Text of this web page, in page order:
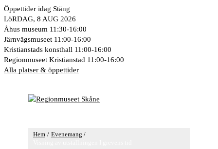
Hoppa
till
innehåll
Öppettider idag Stäng
LöRDAG, 8 AUG 2026
Åhus museum 11:30-16:00
Järnvägsmuseet 11:00-16:00
Kristianstads konsthall 11:00-16:00
Regionmuseet Kristianstad 11:00-16:00
Alla platser & öppettider
Hem
Evenemang